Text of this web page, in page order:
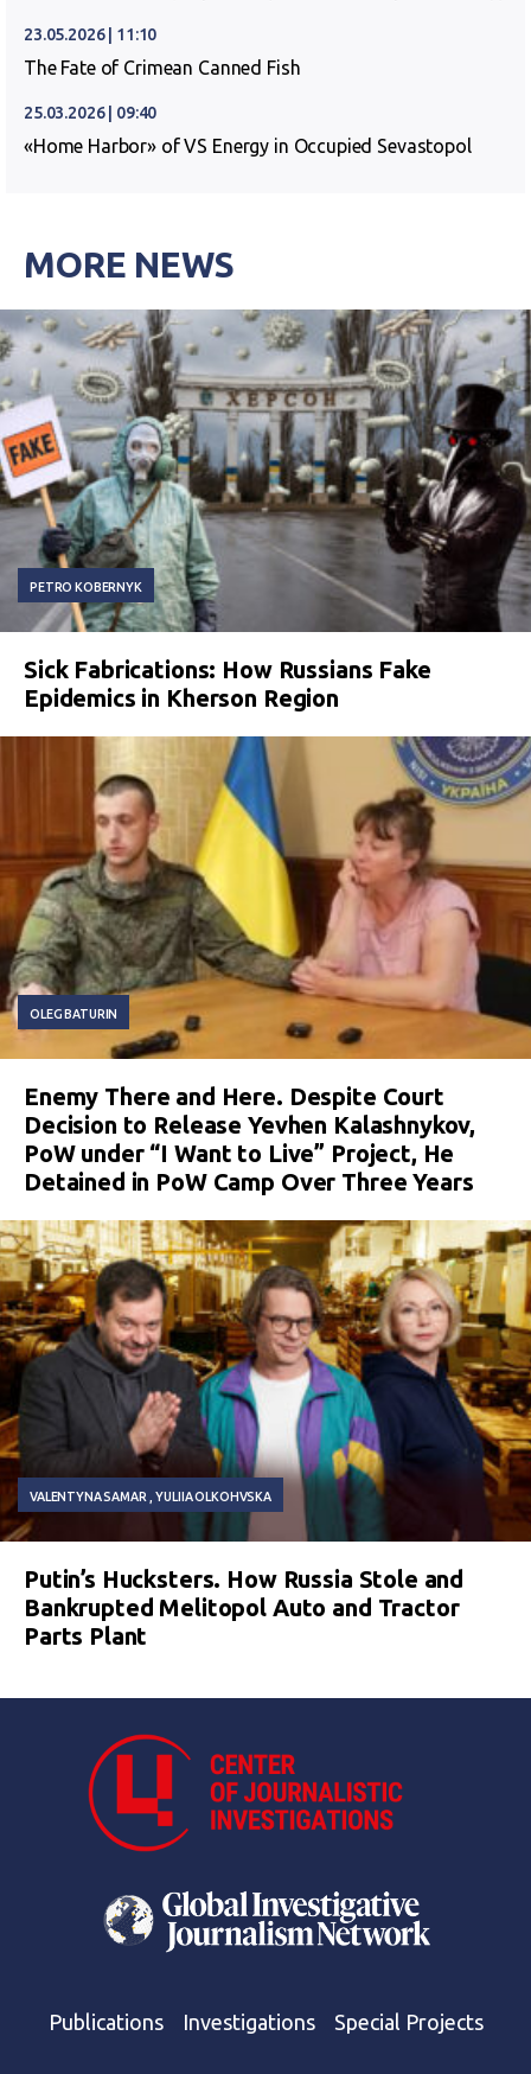
23.05.2026 | 11:10
The Fate of Crimean Canned Fish
25.03.2026 | 09:40
«Home Harbor» of VS Energy in Occupied Sevastopol
MORE NEWS
PETRO KOBERNYK
Sick Fabrications: How Russians Fake
Epidemics in Kherson Region
OLEG BATURIN
Enemy There and Here. Despite Court
Decision to Release Yevhen Kalashnykov,
PoW under “I Want to Live” Project, He
Detained in PoW Camp Over Three Years
VALENTYNA SAMAR YULIIA OLKOHVSKA
Putin’s Hucksters. How Russia Stole and
Bankrupted Melitopol Auto and Tractor
Parts Plant
Publications Investigations Special Projects